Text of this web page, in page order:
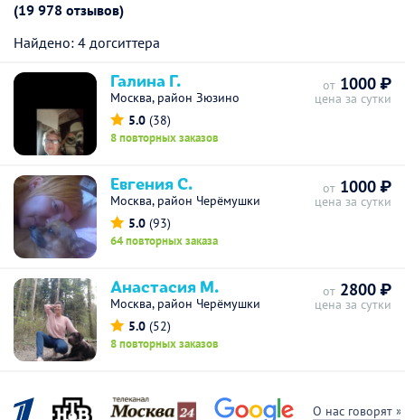
(19 978 отзывов)
Найдено: 4 догситтера
Галина Г.
Москва, район Зюзино
5.0 (38)
8 повторных заказов
от 1000 ₽
цена за сутки
Евгения С.
Москва, район Черёмушки
5.0 (93)
64 повторных заказа
от 1000 ₽
цена за сутки
Анастасия М.
Москва, район Черёмушки
5.0 (52)
8 повторных заказов
от 2800 ₽
цена за сутки
О нас говорят »